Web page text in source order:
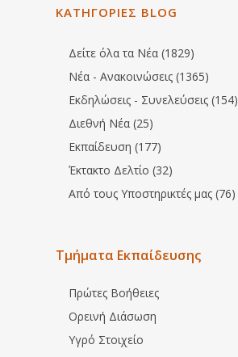
ΚΑΤΗΓΟΡΙΕΣ BLOG
Δείτε όλα τα Νέα (1829)
Νέα - Ανακοινώσεις (1365)
Εκδηλώσεις - Συνελεύσεις (154)
Διεθνή Νέα (25)
Εκπαίδευση (177)
Έκτακτο Δελτίο (32)
Από τους Υποστηρικτές μας (76)
Τμήματα Εκπαίδευσης
Πρώτες Βοήθειες
Ορεινή Διάσωση
Υγρό Στοιχείο